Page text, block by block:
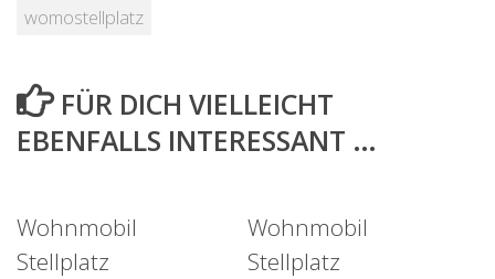
womostellplatz
FÜR DICH VIELLEICHT
EBENFALLS INTERESSANT …
Wohnmobil
Stellplatz
Wohnmobil
Stellplatz